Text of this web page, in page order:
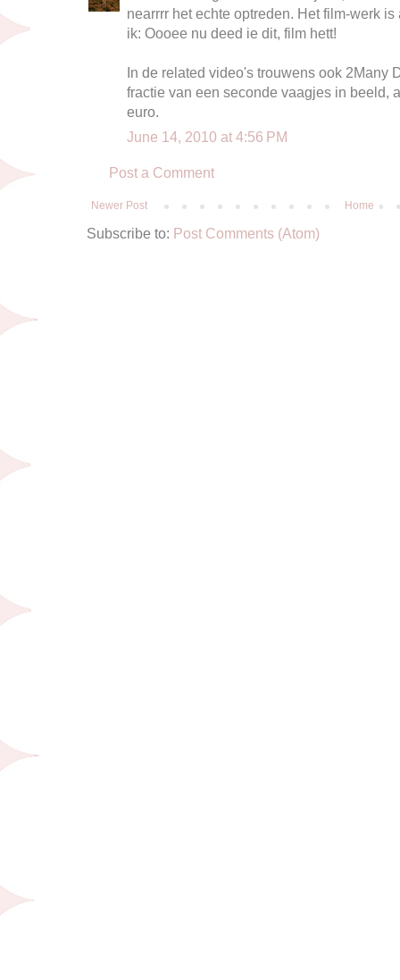
nearrrr het echte optreden. Het film-werk
ik: Oooee nu deed ie dit, film hett!
In de related video's trouwens ook 2Many
fractie van een seconde vaagjes in beeld,
euro.
June 14, 2010 at 4:56 PM
Post a Comment
Newer Post Home
Subscribe to: Post Comments (Atom)